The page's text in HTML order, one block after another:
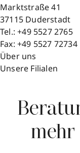
Marktstraße 41
37115 Duderstadt
Tel.:+49 5527 2765
Fax: +49 5527 72734
Über uns
Unsere Filialen
mehr